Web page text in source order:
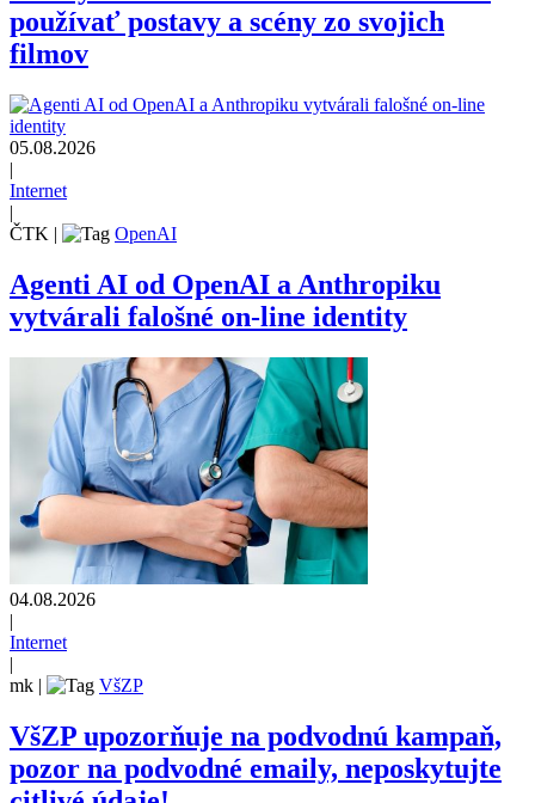
používať postavy a scény zo svojich
filmov
05.08.2026
|
Internet
|
ČTK | OpenAI
Agenti AI od OpenAI a Anthropiku
vytvárali falošné on-line identity
04.08.2026
|
Internet
|
mk | VšZP
VšZP upozorňuje na podvodnú kampaň,
pozor na podvodné emaily, neposkytujte